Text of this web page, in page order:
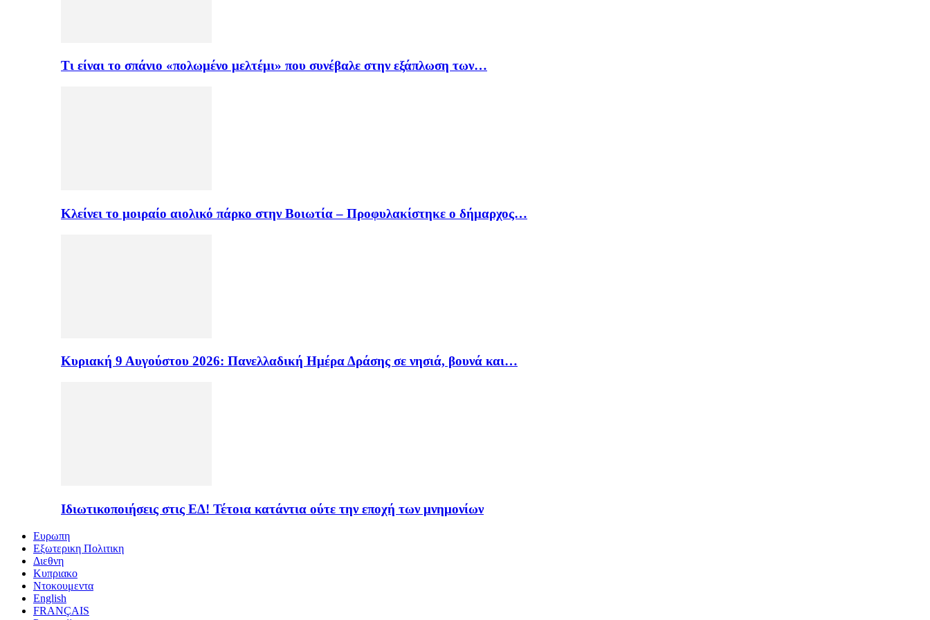
Τι είναι το σπάνιο «πολωμένο μελτέμι» που συνέβαλε στην εξάπλωση των…
Κλείνει το μοιραίο αιολικό πάρκο στην Βοιωτία – Προφυλακίστηκε ο δήμαρχος…
Κυριακή 9 Αυγούστου 2026: Πανελλαδική Ημέρα Δράσης σε νησιά, βουνά και…
Ιδιωτικοποιήσεις στις ΕΔ! Τέτοια κατάντια ούτε την εποχή των μνημονίων
Ευρωπη
Εξωτερικη Πολιτικη
Διεθνη
Κυπριακο
Ντοκουμεντα
English
FRANÇAIS